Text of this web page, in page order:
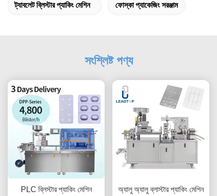
ট্যাবলেট ব্লিস্টার প্যাকিং মেশিন ফোস্কা প্যাকেজিং সরঞ্জাম
সংশ্লিষ্ট পণ্য
PLC ব্লিস্টার প্যাকিং মেশিন
অ্যালু অ্যালু ব্লাস্টার প্যাকিং মেশিন